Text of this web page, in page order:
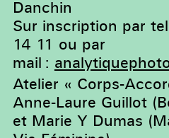
Danchin
Sur inscription par
14 11 ou par
mail :
Atelier « Corps-
Anne-Laure Guillot
et Marie Y Dumas